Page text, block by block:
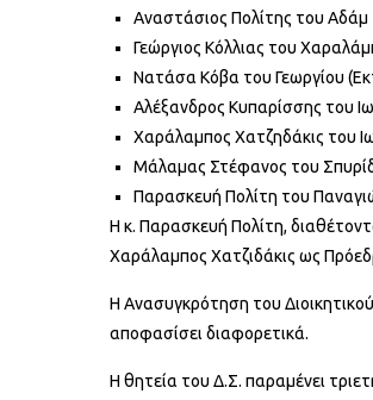
Αvαστάσιoς Πoλίτης του
Γεώργιoς Κόλλιας του
Νατάσα Κόβα του Γεωργίου
Αλέξανδρος Κυπαρίσσης του
Χαράλαμπος Χατζηδάκις του
Μάλαμας Στέφανος του
Παρασκευή Πολίτη του
Η κ. Παρασκευή Πολίτη,
Χαράλαμπος Χατζιδάκις ως
Η Ανασυγκρότηση του
αποφασίσει διαφορετικά.
Η θητεία του Δ.Σ. παραμένει